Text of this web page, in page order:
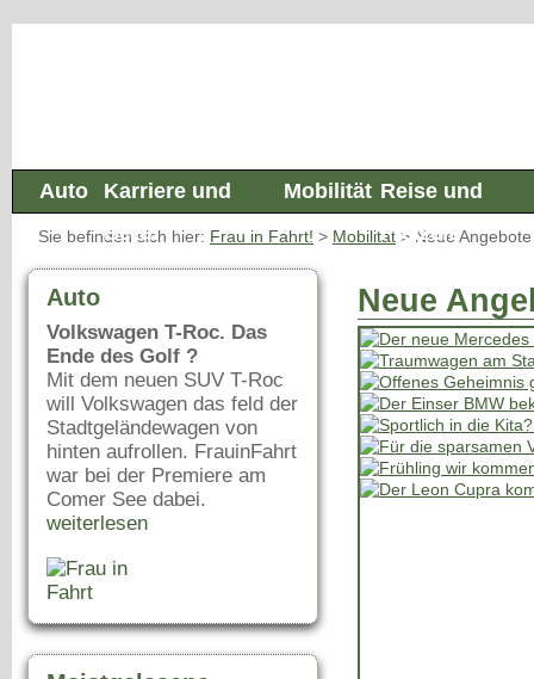
Auto
Karriere und
Beruf
Mobilität Reise und
Freizeit
Sie befinden sich hier: Frau in Fahrt! > Mobilität > Neue Angebote
Neue
Auto
Volkswagen T-Roc. Das
Ende des Golf ?
Mit dem neuen SUV T-Roc
will Volkswagen das feld der
Stadtgeländewagen von
hinten aufrollen. FrauinFahrt
war bei der Premiere am
Comer See dabei.
weiterlesen